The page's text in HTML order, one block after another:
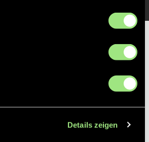
Details zeigen